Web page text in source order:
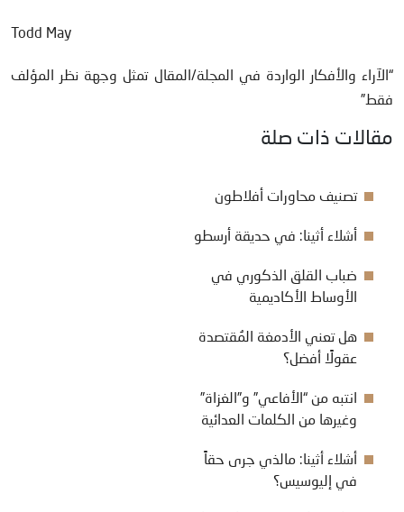
Todd May
“الآراء والأفكار الواردة في المجلة/المقال تمثل وجهة نظر المؤلف
فقط”
مقالات ذات صلة
تصنيف محاورات أفلاطون
أشلاء أثينا: في حديقة أرسطو
ضباب القلق الذكوري في
الأوساط الأكاديمية
هل تعني الأدمغة المُقتصدة
عقولًا أفضل؟
انتبه من “الأفاعي” و”الغزاة”
وغيرها من الكلمات العدائية
أشلاء أثينا: مالذي جرى حقاً
في إليوسيس؟